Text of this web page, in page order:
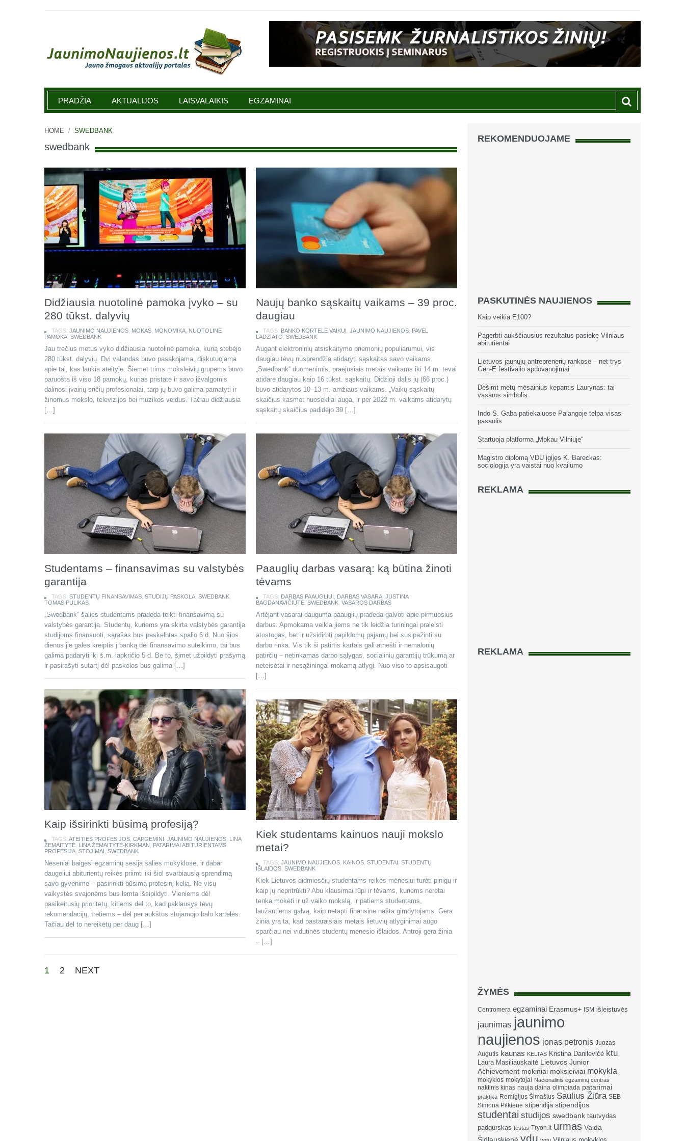
Jaunimonaujienos.lt
PRADŽIA AKTUALIJOS LAISVALAIKIS EGZAMINAI
HOME / SWEDBANK
swedbank
Didžiausia nuotolinė pamoka įvyko – su
280 tūkst. dalyvių
TAGS: JAUNIMO NAUJIENOS MOKAS MONOMIKA NUOTOLINĖ
PAMOKA SWEDBANK
Jau trečius metus vyko didžiausia nuotolinė pamoka, kurią stebėjo
280 tūkst. dalyvių. Dvi valandas buvo pasakojama, diskutuojama
apie tai, kas laukia ateityje. Šiemet trims moksleivių grupėms buvo
paruošta iš viso 18 pamokų, kurias pristatė ir savo įžvalgomis
dalinosi įvairių sričių profesionalai, tarp jų buvo galima pamatyti ir
žinomus mokslo, televizijos bei muzikos veidus. Tačiau didžiausia
[…]
Naujų banko sąskaitų vaikams – 39 proc.
daugiau
TAGS: BANKO KORTELĖ VAIKUI JAUNIMO NAUJIENOS PAVEL
LADZIATO SWEDBANK
Augant elektroninių atsiskaitymo priemonių populiarumui, vis
daugiau tėvų nusprendžia atidaryti sąskaitas savo vaikams.
„Swedbank“ duomenimis, praėjusiais metais vaikams iki 14 m. tėvai
atidarė daugiau kaip 16 tūkst. sąskaitų. Didžioji dalis jų (66 proc.)
buvo atidarytos 10–13 m. amžiaus vaikams. „Vaikų sąskaitų
skaičius kasmet nuosekliai auga, ir per 2022 m. vaikams atidarytų
sąskaitų skaičius padidėjo 39 […]
Studentams – finansavimas su valstybės
garantija
TAGS: STUDENTŲ FINANSAVIMAS STUDIJŲ PASKOLA SWEDBANK
TOMAS PULIKAS
„Swedbank“ šalies studentams pradeda teikti finansavimą su
valstybės garantija. Studentų, kuriems yra skirta valstybės garantija
studijoms finansuoti, sąrašas bus paskelbtas spalio 6 d. Nuo šios
dienos jie galės kreiptis į banką dėl finansavimo suteikimo, tai bus
galima padaryti iki š.m. lapkričio 5 d. Be to, šįmet užpildyti prašymą
ir pasirašyti sutartį dėl paskolos bus galima […]
Paauglių darbas vasarą: ką būtina žinoti
tėvams
TAGS: DARBAS PAAUGLIUI DARBAS VASARĄ JUSTINA
BAGDANAVIČIŪTĖ SWEDBANK VASAROS DARBAS
Artėjant vasarai dauguma paauglių pradeda galvoti apie pirmuosius
darbus. Apmokama veikla jiems ne tik leidžia turiningai praleisti
atostogas, bet ir užsidirbti papildomų pajamų bei susipažinti su
darbo rinka. Vis tik ši patirtis kartais gali atnešti ir nemalonių
patirčių – netinkamas darbo sąlygas, socialinių garantijų trūkumą ar
neteisėtai ir nesąžiningai mokamą atlygį. Nuo viso to apsisaugoti
[…]
Kaip išsirinkti būsimą profesiją?
TAGS: ATEITIES PROFESIJOS CAPGEMINI JAUNIMO NAUJIENOS LINA
ŽEMAITYTĖ LINA ŽEMAITYTĖ-KIRKMAN PATARIMAI ABITURIENTAMS
PROFESIJA STOJIMAI SWEDBANK
Neseniai baigėsi egzaminų sesija šalies mokyklose, ir dabar
daugeliui abiturientų reikės priimti iki šiol svarbiausią sprendimą
savo gyvenime – pasirinkti būsimą profesinį kelią. Ne visų
vaikystės svajonėms bus lemta išsipildyti. Vieniems dėl
pasikeitusių prioritetų, kitiems dėl to, kad paklausys tėvų
rekomendacijų, tretiems – dėl per aukštos stojamojo balo kartelės.
Tačiau dėl to nereikėtų per daug […]
Kiek studentams kainuos nauji mokslo
metai?
TAGS: JAUNIMO NAUJIENOS KAINOS STUDENTAI STUDENTŲ
IŠLAIDOS SWEDBANK
Kiek Lietuvos didmiesčių studentams reikės mėnesiui turėti pinigų ir
kaip jų nepritrūkti? Abu klausimai rūpi ir tėvams, kuriems neretai
tenka mokėti ir už vaiko mokslą, ir patiems studentams,
laužantiems galvą, kaip netapti finansine našta gimdytojams. Gera
žinia yra ta, kad pastaraisiais metais lietuvių atlyginimai augo
sparčiau nei vidutinės studentų mėnesio išlaidos. Antroji gera žinia
– […]
1 2 NEXT
REKOMENDUOJAME
PASKUTINĖS NAUJIENOS
Kaip veikia E100?
Pagerbti aukščiausius rezultatus pasiekę Vilniaus
abiturientai
Lietuvos jaunųjų antreprenerių rankose – net trys
Gen-E festivalio apdovanojimai
Dešimt metų mėsainius kepantis Laurynas: tai
vasaros simbolis
Indo S. Gaba patiekaluose Palangoje telpa visas
pasaulis
Startuoja platforma „Mokau Vilniuje“
Magistro diplomą VDU įgijęs K. Bareckas:
sociologija yra vaistai nuo kvailumo
REKLAMA
REKLAMA
ŽYMĖS
Centromera egzaminai Erasmus+ ISM išleistuvės
jaunimas jaunimo
naujienos jonas petronis Juozas
Augutis kaunas KELTAS Kristina Danilevičė ktu
Laura Masiliauskaitė Lietuvos Junior
Achievement mokiniai moksleiviai mokykla
mokyklos mokytojai Nacionalinis egzaminų centras
naktinis kinas nauja daina olimpiada patarimai
praktika Remigijus Šimašius Saulius Žiūra SEB
Simona Pilkienė stipendija stipendijos
studentai studijos swedbank tautvydas
padgurskas testas Tryon.lt urmas Vaida
vdu